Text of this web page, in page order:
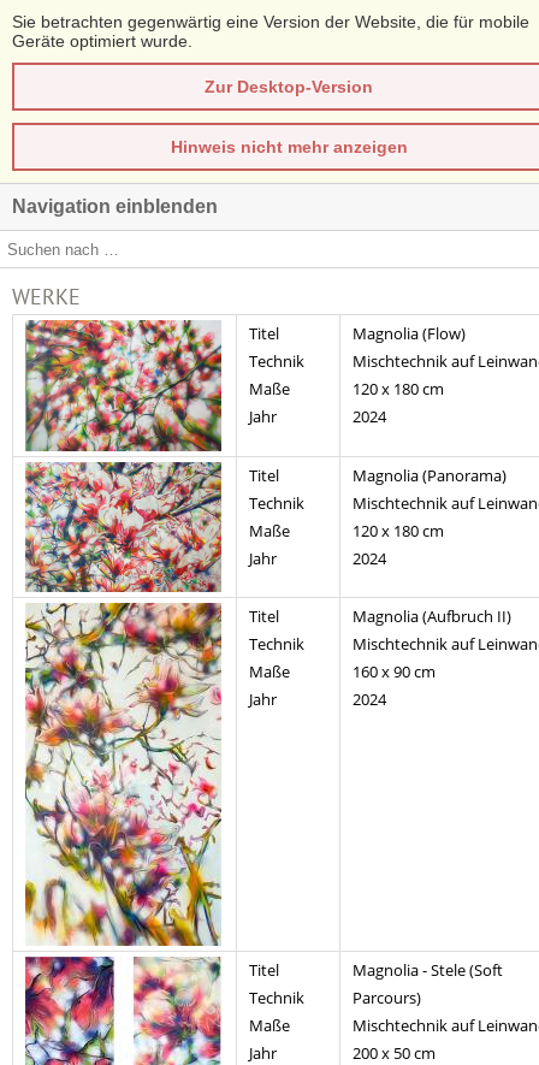
Sie betrachten gegenwärtig eine Version der Website, die für mobile
Geräte optimiert wurde.
Zur Desktop-Version
Hinweis nicht mehr anzeigen
Navigation einblenden
WERKE
Titel
Technik
Maße
Jahr
Magnolia (Flow)
Mischtechnik auf
120 x 180 cm
2024
Titel
Technik
Maße
Jahr
Magnolia (Panorama)
Mischtechnik auf
120 x 180 cm
2024
Titel
Technik
Maße
Jahr
Magnolia (Aufbruch II)
Mischtechnik auf
160 x 90 cm
2024
Titel
Technik
Maße
Jahr
Magnolia - Stele (Soft
Parcours)
Mischtechnik auf
200 x 50 cm